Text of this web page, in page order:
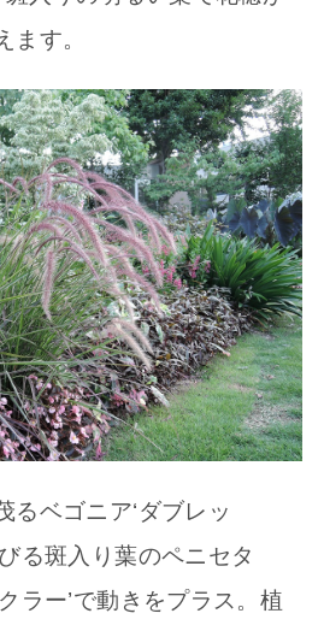
ます。
るベゴニア‘ダブレッ
る斑入り葉のペニセタ
ラー’で動きをプラス。植